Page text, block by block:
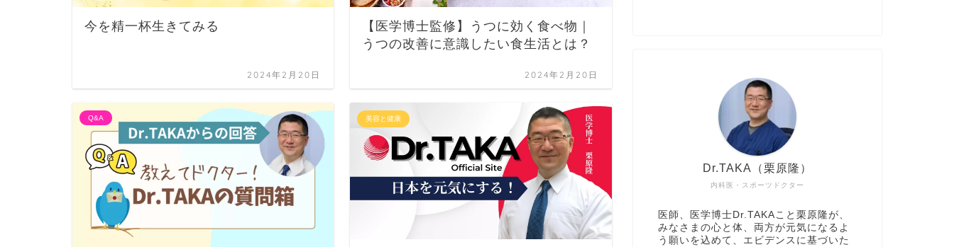
今を精一杯生きてみる
2024年2月20日
【医学博士監修】うつに効く食べ物｜
うつの改善に意識したい食生活とは？
2024年2月20日
Q&A 美容と健康
内科医・スポーツドクター
Dr.TAKA（栗原隆）
医師、医学博士Dr.TAKAこと栗原隆が、
みなさまの心と体、両方が元気になるよ
う願いを込めて、エビデンスに基づいた